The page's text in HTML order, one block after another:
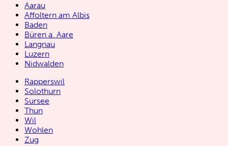
Aarau
Affoltern am Albis
Baden
Büren a. Aare
Langnau
Luzern
Nidwalden
Rapperswil
Solothurn
Sursee
Thun
Wil
Wohlen
Zug